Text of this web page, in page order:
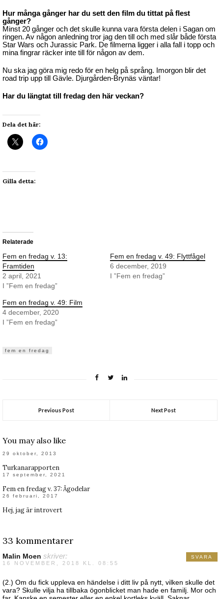
Hur många gånger har du sett den film du tittat på flest
gånger?
Minst 20 gånger och det skulle kunna vara första delen i Sagan om
ringen. Av någon anledning tror jag den till och med slår både första
Star Wars och Jurassic Park. De filmerna ligger i alla fall i topp och
mina fingrar räcker inte till för någon av dem.
Nu ska jag göra mig redo för en helg på språng. Imorgon blir det
road trip upp till Gävle. Djurgården-Brynäs väntar!
Har du längtat till fredag den här veckan?
Dela det här:
Gilla detta:
Relaterade
Fem en fredag v. 13:
Framtiden
2 april, 2021
I ”Fem en fredag”
Fem en fredag v. 49: Flyttfågel
6 december, 2019
I ”Fem en fredag”
Fem en fredag v. 49: Film
4 december, 2020
I ”Fem en fredag”
fem en fredag
Previous Post Next Post
You may also like
29 oktober, 2013
Turkanarapporten
17 september, 2021
Fem en fredag v. 37: Ägodelar
26 februari, 2017
Hej, jag är introvert
33 kommentarer
Malin Moen skriver:
16 NOVEMBER, 2018 KL. 08:55
(2.) Om du fick uppleva en händelse i ditt liv på nytt, vilken skulle det
vara? Skulle vilja ha tillbaka ögonblicket man hade en familj. Mor och
SVARA